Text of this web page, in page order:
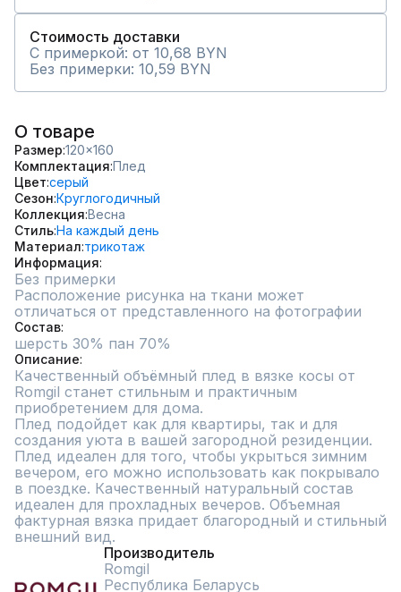
Стоимость доставки
С примеркой: от 10,68 BYN
Без примерки: 10,59 BYN
О товаре
Размер 120x160
Комплектация Плед
Цвет серый
Сезон Круглогодичный
Коллекция Весна
СтильНа каждый день
Материал трикотаж
Информация
Без примерки
Расположение рисунка на ткани может
отличаться от представленного на фотографии
Состав
шерсть 30% пан 70%
Описание
Качественный объёмный плед в вязке косы от
Romgil станет стильным и практичным
приобретением для дома.
Плед подойдет как для квартиры, так и для
создания уюта в вашей загородной резиденции.
Плед идеален для того, чтобы укрыться зимним
вечером, его можно использовать как покрывало
в поездке. Качественный натуральный состав
идеален для прохладных вечеров. Объемная
фактурная вязка придает благородный и стильный
внешний вид.
Производитель
Romgil
Республика Беларусь